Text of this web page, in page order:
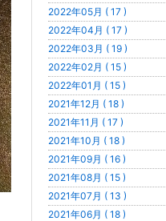
2022年05月 ( 17 )
2022年04月 ( 17 )
2022年03月 ( 19 )
2022年02月 ( 15 )
2022年01月 ( 15 )
2021年12月 ( 18 )
2021年11月 ( 17 )
2021年10月 ( 18 )
2021年09月 ( 16 )
2021年08月 ( 15 )
2021年07月 ( 13 )
2021年06月 ( 18 )